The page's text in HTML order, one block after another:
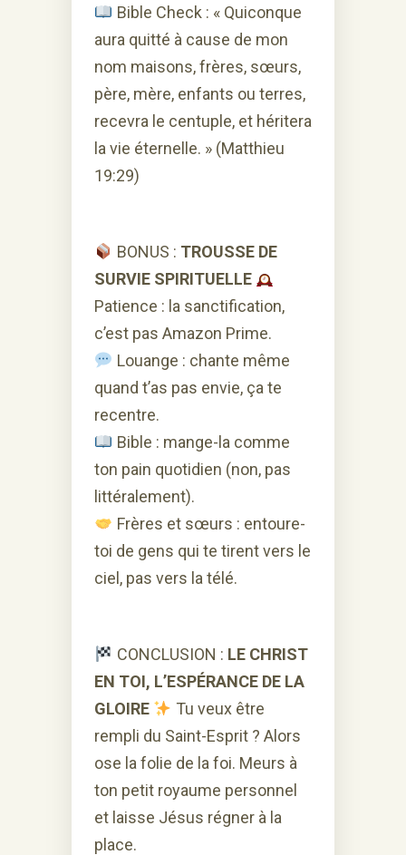
Bible Check : « Quiconque
aura quitté à cause de mon
nom maisons, frères, sœurs,
père, mère, enfants ou terres,
recevra le centuple, et héritera
la vie éternelle. » (Matthieu
19:29)
BONUS : TROUSSE DE
SURVIE SPIRITUELLE
Patience : la sanctification,
c’est pas Amazon Prime.
Louange : chante même
quand t’as pas envie, ça te
recentre.
Bible : mange-la comme
ton pain quotidien (non, pas
littéralement).
Frères et sœurs : entoure-
toi de gens qui te tirent vers le
ciel, pas vers la télé.
CONCLUSION : LE CHRIST
EN TOI, L’ESPÉRANCE DE LA
GLOIRE
Tu veux être
rempli du Saint-Esprit ? Alors
ose la folie de la foi. Meurs à
ton petit royaume personnel
et laisse Jésus régner à la
place.